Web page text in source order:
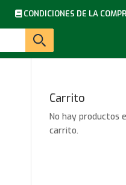
CONDICIONES DE LA
Carrito
No hay productos
carrito.